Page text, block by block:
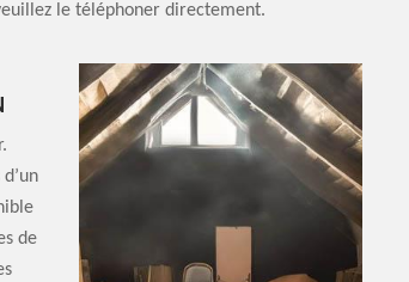
le téléphoner directement.
de